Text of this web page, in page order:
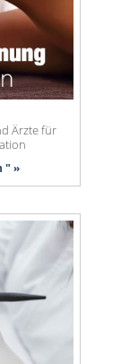
Ärzte für
" »